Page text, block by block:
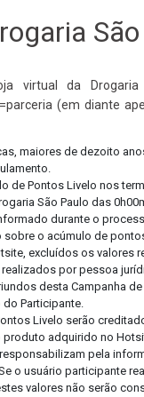
virtual da Drogaria
(em diante
maiores de dezoito
de Pontos Livelo nos
São Paulo das
durante o
o acúmulo de
excluídos os valores
por pessoa
desta Campanha
do Participante.
Livelo serão
adquirido no
pela
o usuário participante
valores não serão